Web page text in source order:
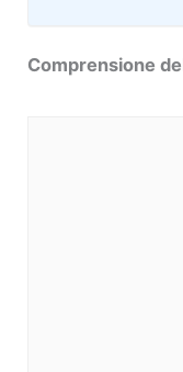
Comprensione